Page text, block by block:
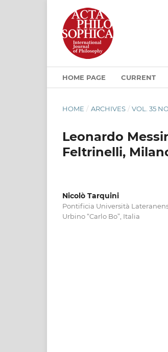
HOME PAGE CURRENT
HOME / ARCHIVES / VOL. 35
Leonardo
Feltrinelli,
Nicolò Tarquini
Pontificia Università
Urbino “Carlo Bo”, Italia